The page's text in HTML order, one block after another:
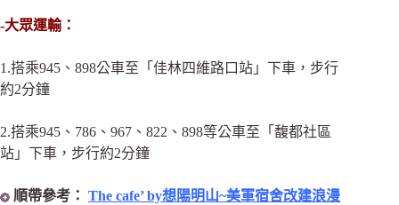
-大眾運輸：
1.搭乘945、898公車至「佳林四維路口站」下車，步行
約2分鐘
2.搭乘945 、786 、967 、822 、898等公車至「馥都社區
站」下車，步行約2分鐘
順帶參考： The cafe’ by想陽明山~美軍宿舍改建浪漫